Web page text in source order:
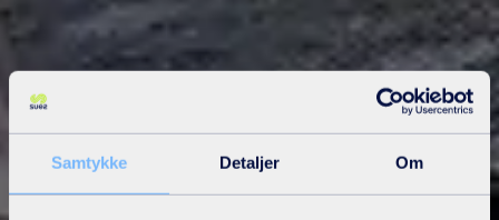
Samtykke Detaljer Om